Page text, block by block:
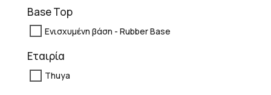
Base Top
Ενισχυμένη βάση - Rubber Base
Εταιρία
Thuya